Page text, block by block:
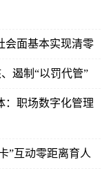
会面基本实现清零
遏制“以罚代管”
：职场数字化管理
”互动零距离育人